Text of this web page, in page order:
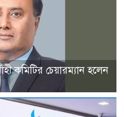
কমিটির চেয়ারম্যান হলেন